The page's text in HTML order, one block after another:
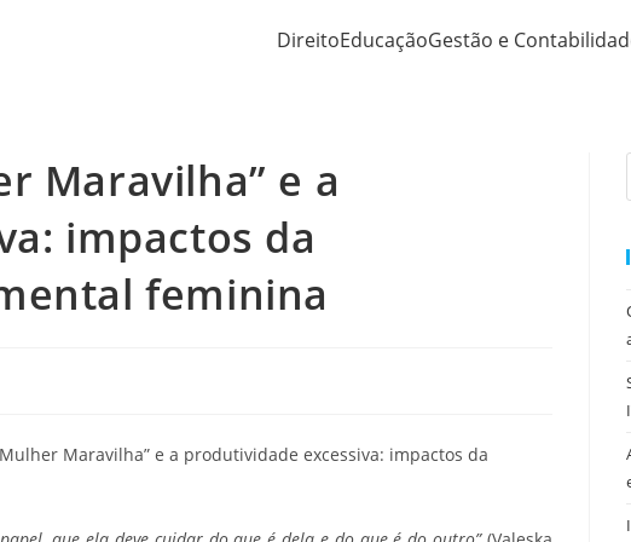
DireitoEducaçãoGestão e
Maravilha” e a
impactos da
feminina